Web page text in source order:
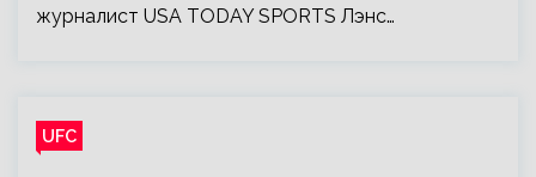
журналист USA TODAY SPORTS Лэнс…
UFC